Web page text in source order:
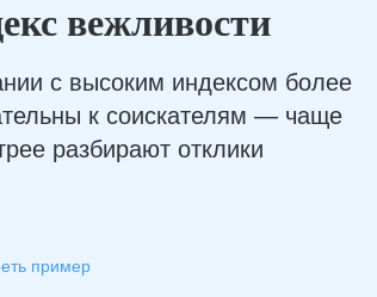
вежливости
с высоким индексом более
к соискателям — чаще
разбирают отклики
пример